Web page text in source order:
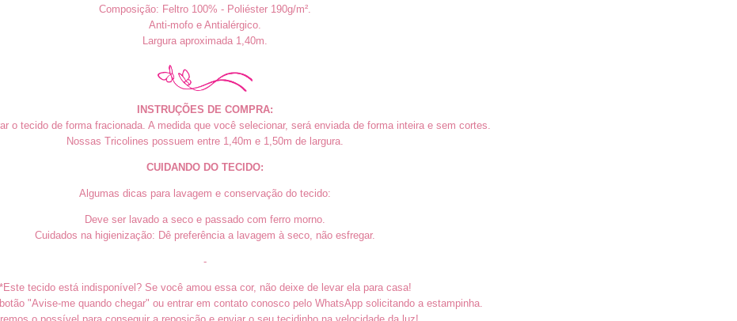
Composição: Feltro 100% - Poliéster 190g/m².
Anti-mofo e Antialérgico.
Largura aproximada 1,40m.
INSTRUÇÕES DE COMPRA:
o tecido de forma fracionada. A medida que você selecionar, será enviada de forma inteira e sem cortes.
Nossas Tricolines possuem entre 1,40m e 1,50m de largura.
CUIDANDO DO TECIDO:
Algumas dicas para lavagem e conservação do tecido:
Deve ser lavado a seco e passado com ferro morno.
Cuidados na higienização: Dê preferência a lavagem à seco, não esfregar.
-
*Este tecido está indisponível? Se você amou essa cor, não deixe de levar ela para casa!
"Avise-me quando chegar" ou entrar em contato conosco pelo WhatsApp solicitando a estampinha.